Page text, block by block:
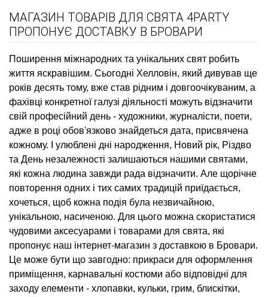
МАГАЗИН ТОВАРІВ ДЛЯ СВЯТА 4PARTY
ПРОПОНУЄ ДОСТАВКУ В БРОВАРИ
Поширення міжнародних та унікальних свят робить
життя яскравішим. Сьогодні Хелловін, який дивував ще
років десять тому, вже став рідним і довгоочікуваним, а
фахівці конкретної галузі діяльності можуть відзначити
свій професійний день - художники, журналісти, поети,
адже в році обов'язково знайдеться дата, присвячена
кожному. І улюблені дні народження, Новий рік, Різдво
та День незалежності залишаються нашими святами,
які кожна людина завжди рада відзначити. Але щорічне
повторення одних і тих самих традицій приїдається,
хочеться, щоб кожна подія була незвичайною,
унікальною, насиченою. Для цього можна скористатися
чудовими аксесуарами і товарами для свята, які
пропонує наш інтернет-магазин з доставкою в Бровари.
Це може бути що завгодно: прикраси для оформлення
приміщення, карнавальні костюми або відповідні для
заходу елементи - хлопавки, кульки, грим, блискітки,